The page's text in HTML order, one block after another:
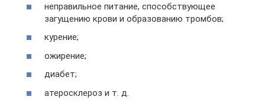
неправильное питание, способствующее
загущению крови и образованию тромбов;
курение;
ожирение;
диабет;
атеросклероз и т. д.